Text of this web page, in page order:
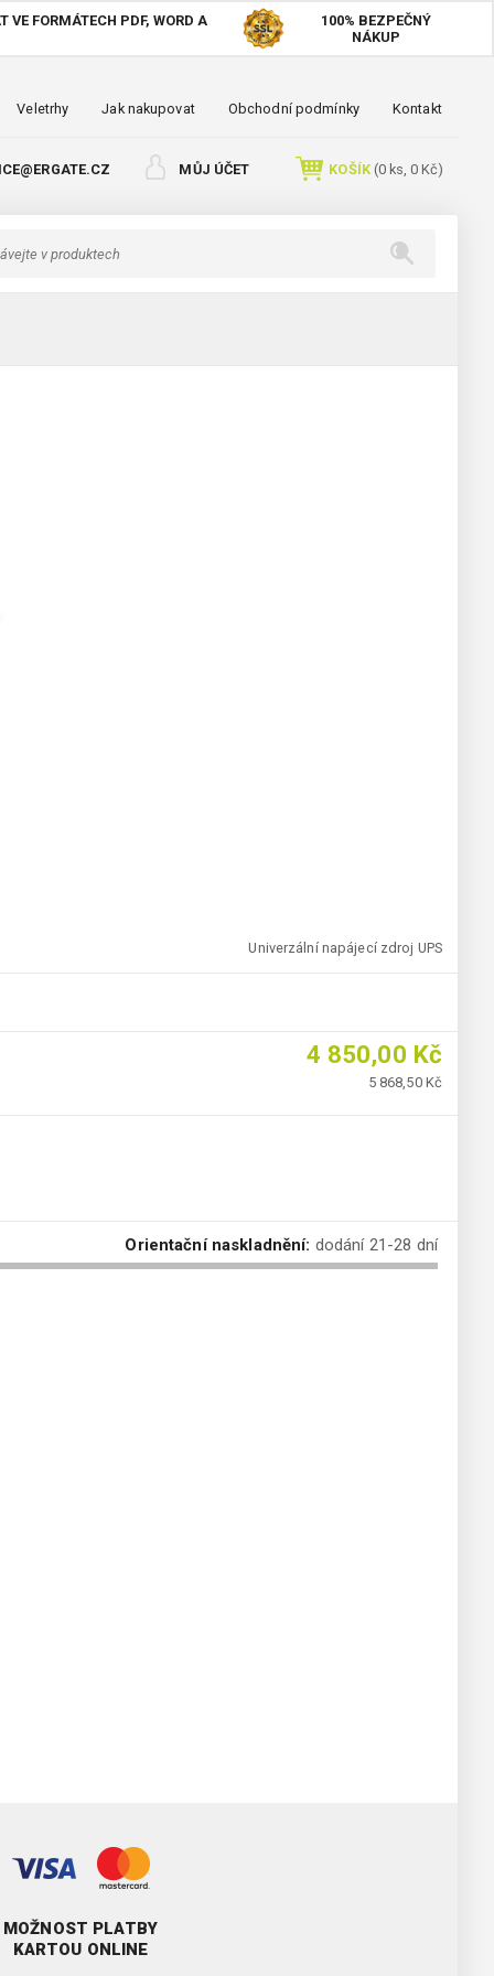
VE FORMÁTECH PDF, WORD A 100% BEZPEČNÝ
NÁKUP
Veletrhy Jak nakupovat Obchodní podmínky Kontakt
MŮJ ÚČET KOŠÍK(0ks, 0 Kč)
Univerzální napájecí zdroj UPS
4 850,00 Kč
5 868,50 Kč
Orientační naskladnění: dodání 21-28 dní
MOŽNOST PLATBY
KARTOU ONLINE